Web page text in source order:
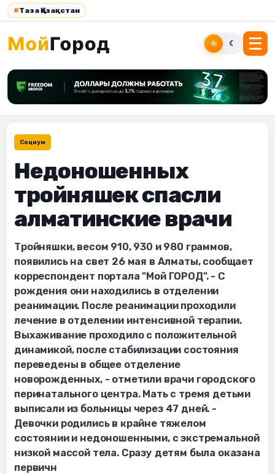
#Таза Қазақстан
☀ ☾
Социум
Недоношенных
тройняшек спасли
алматинские врачи
Тройняшки, весом 910, 930 и 980 граммов,
появились на свет 26 мая в Алматы, сообщает
корреспондент портала "Мой ГОРОД". - С
рождения они находились в отделении
реанимации. После реанимации проходили
лечение в отделении интенсивной терапии.
Выхаживание проходило с положительной
динамикой, после стабилизации состояния
переведены в общее отделение
новорожденных, - отметили врачи городского
перинатального центра. Мать с тремя детьми
выписали из больницы через 47 дней. -
Девочки родились в крайне тяжелом
состоянии и недоношенными, с экстремальной
низкой массой тела. Сразу детям была оказана
первичн